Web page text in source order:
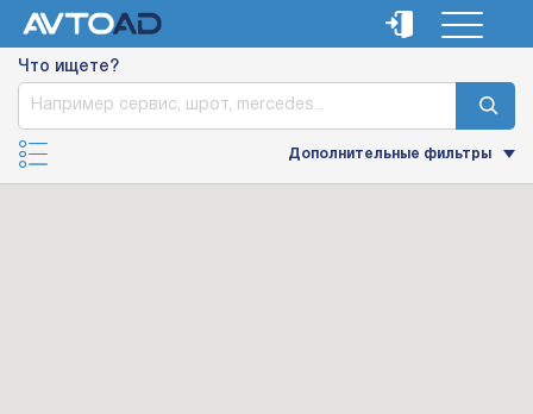
Что ищете?
Дополнительные фильтры